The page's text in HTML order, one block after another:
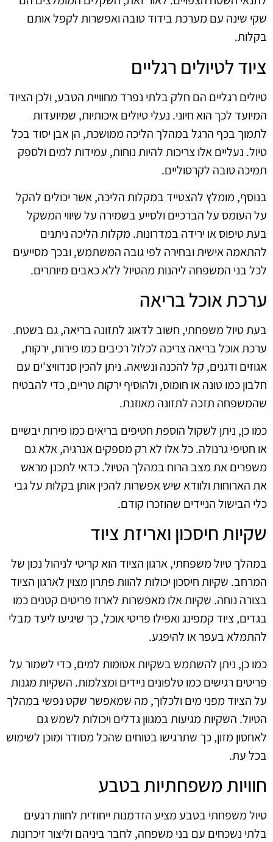
שקי שינה עם מערכת בידוד טובה ואפשרות לקפל אותם
בקלות.
ציוד לטיולים רגליים
טיולים רגליים הם חלק בלתי נפרד מחוויית הטבע, ולכן הציוד
המיועד לכך הוא חיוני. נעלי טיולים איכותיות, שמיועדות
לתמוך בכף הרגל במהלך הליכה ממושכת, הן אבן יסוד בכל
טיול. נעליים אלו צריכות להיות נוחות, עמידות למים ולספק
תמיכה טובה לקרסוליים.
בנוסף, מומלץ להצטייד במקלות הליכה, אשר יכולים להקל
על העומס על הברכיים ולסייע בשמירה על שיווי המשקל
בעת טיפוס או ירידה במדרונות. מקלות הליכה ניתנים
להתאמה אישית ובחירה לפי גובה המשתמש, ובכך מסייעים
לכל בני המשפחה ליהנות מהטיול ללא כאבים מיותרים.
ערכת אוכל בריאה
בעת טיול משפחתי, חשוב לדאוג לתזונה בריאה, גם בשטח.
ערכת אוכל בריאה צריכה לכלול רכיבים כמו פירות, ירקות,
אגוזים ודגנים, קל להכנה ונשיאה. ניתן להכין סנדוויצ'ים עם
חלבון כמו טונה או חומוס, ולהוסיף ירקות טריים, כדי להבטיח
שהמשפחה תזכה לתזונה מאוזנת.
כמו כן, ניתן לשקול הוספת חטיפים בריאים כמו פירות יבשיים
או חטיפי גרנולה. כל אלו לא רק מספקים אנרגיה, אלא גם
משפרים את מצב הרוח במהלך הטיול. כדאי לתכנן מראש
את הארוחות ולוודא שיש אפשרות להכין אותן בקלות על גבי
כלי הבישול הניידים שהוזכרו קודם.
שקיות חיסכון ואריזת ציוד
במהלך טיול משפחתי, ארגון הציוד הוא קריטי לניהול נכון של
המרחב. שקיות חיסכון יכולות להוות פתרון מצוין לארגון הציוד
בצורה נוחה. שקיות אלו מאפשרות לארוז פריטים קטנים כמו
בגדים, ציוד קמפינג ואפילו פריטי אוכל, כך שיגיעו ליעד מבלי
להתמלא בעפר או להיפגע.
כמו כן, ניתן להשתמש בשקיות אטומות למים, כדי לשמור על
פריטים רגישים כמו טלפונים ניידים ומצלמות. השקיות מגנות
על הציוד מפני מים ולכלוך, מה שמאפשר שקט נפשי במהלך
הטיול. השקיות מגיעות במגוון גדלים ויכולות לשמש גם
לאחסון מזון, כך שתרגישו בטוחים שהכל מסודר ומוכן לשימוש
בכל עת.
חוויות משפחתיות בטבע
טיול משפחתי בטבע מציע הזדמנות ייחודית לחוות רגעים
בלתי נשכחים עם בני משפחה, לחבר ביניהם וליצור זיכרונות